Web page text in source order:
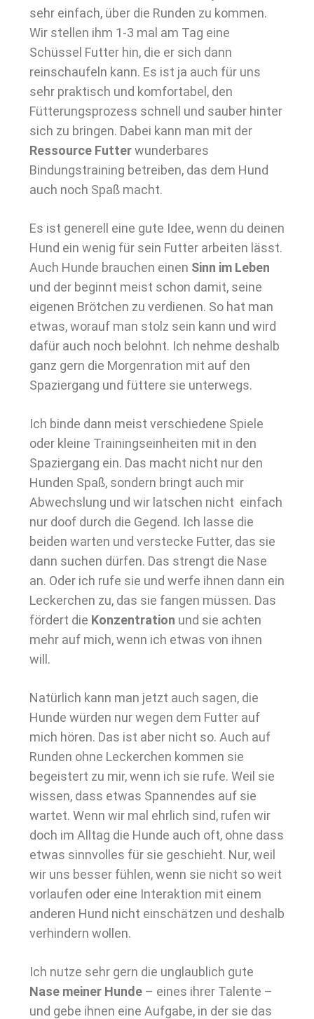
sehr einfach, über die Runden zu kommen.
Wir stellen ihm 1-3 mal am Tag eine
Schüssel Futter hin, die er sich dann
reinschaufeln kann. Es ist ja auch für uns
sehr praktisch und komfortabel, den
Fütterungsprozess schnell und sauber hinter
sich zu bringen. Dabei kann man mit der
Ressource Futterwunderbares
Bindungstraining betreiben, das dem Hund
auch noch Spaß macht.
Es ist generell eine gute Idee, wenn du deinen
Hund ein wenig für sein Futter arbeiten lässt.
Auch Hunde brauchen einen Sinn im Leben
und der beginnt meist schon damit, seine
eigenen Brötchen zu verdienen. So hat man
etwas, worauf man stolz sein kann und wird
dafür auch noch belohnt. Ich nehme deshalb
ganz gern die Morgenration mit auf den
Spaziergang und füttere sie unterwegs.
Ich binde dann meist verschiedene Spiele
oder kleine Trainingseinheiten mit in den
Spaziergang ein. Das macht nicht nur den
Hunden Spaß, sondern bringt auch mir
Abwechslung und wir latschen nicht einfach
nur doof durch die Gegend. Ich lasse die
beiden warten und verstecke Futter, das sie
dann suchen dürfen. Das strengt die Nase
an. Oder ich rufe sie und werfe ihnen dann ein
Leckerchen zu, das sie fangen müssen. Das
fördert die Konzentration und sie achten
mehr auf mich, wenn ich etwas von ihnen
will.
Natürlich kann man jetzt auch sagen, die
Hunde würden nur wegen dem Futter auf
mich hören. Das ist aber nicht so. Auch auf
Runden ohne Leckerchen kommen sie
begeistert zu mir, wenn ich sie rufe. Weil sie
wissen, dass etwas Spannendes auf sie
wartet. Wenn wir mal ehrlich sind, rufen wir
doch im Alltag die Hunde auch oft, ohne dass
etwas sinnvolles für sie geschieht. Nur, weil
wir uns besser fühlen, wenn sie nicht so weit
vorlaufen oder eine Interaktion mit einem
anderen Hund nicht einschätzen und deshalb
verhindern wollen.
Ich nutze sehr gern die unglaublich gute
Nase meiner Hunde – eines ihrer Talente –
und gebe ihnen eine Aufgabe, in der sie das